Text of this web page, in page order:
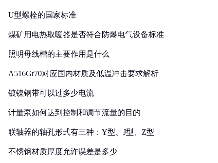
U型螺栓的国家标准
煤矿用电热取暖器是否符合防爆电气设备标准
照明母线槽的主要作用是什么
A516Gr70对应国内材质及低温冲击要求解析
镀镍钢带可以过多少电流
计量泵如何达到控制和调节流量的目的
联轴器的轴孔形式有三种：Y型、J型、Z型
不锈钢材质厚度允许误差是多少